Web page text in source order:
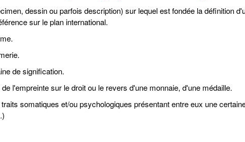
dessin ou parfois description) sur lequel est fondée la définition
sur le plan international.
de signification.
l'empreinte sur le droit ou le revers d'une monnaie, d'une médaille.
somatiques et/ou psychologiques présentant entre eux une